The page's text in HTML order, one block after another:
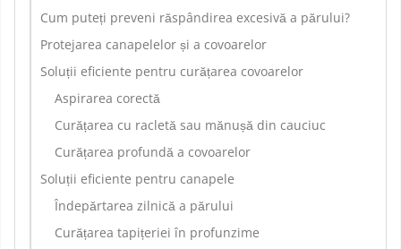
Cum puteți preveni răspândirea excesivă a părului?
Protejarea canapelelor și a covoarelor
Soluții eficiente pentru curățarea covoarelor
Aspirarea corectă
Curățarea cu racletă sau mănușă din cauciuc
Curățarea profundă a covoarelor
Soluții eficiente pentru canapele
Îndepărtarea zilnică a părului
Curățarea tapițeriei în profunzime